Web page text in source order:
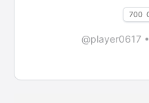
700
@player0617 •